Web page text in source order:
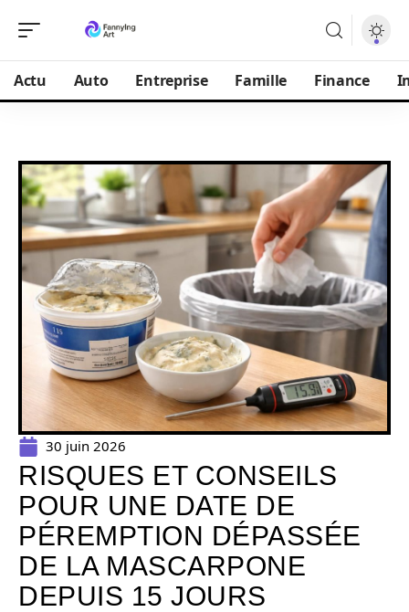
Actu Auto Entreprise Famille Finance
30 juin 2026
RISQUES ET CONSEILS
POUR UNE DATE DE
PÉREMPTION DÉPASSÉE
DE LA MASCARPONE
DEPUIS 15 JOURS